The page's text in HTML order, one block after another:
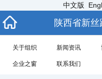
中文版
陕西省新
关于组织 新闻资讯
企业之窗 联系我们